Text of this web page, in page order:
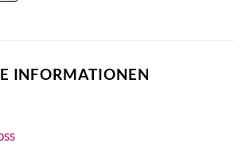
INFORMATIONEN